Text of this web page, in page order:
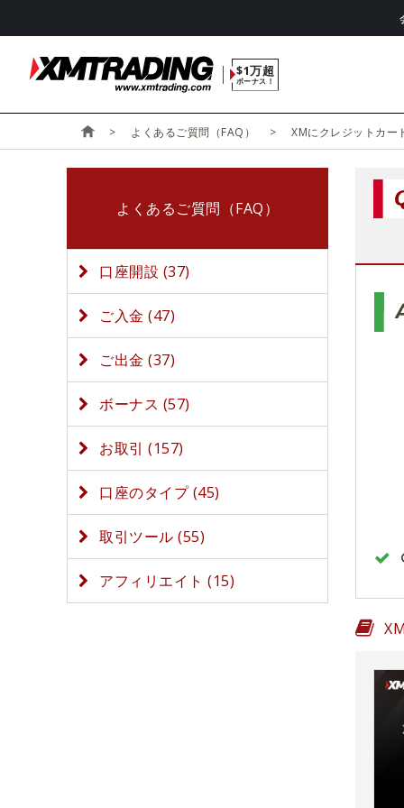
$1万超
ボーナス！
よくあるご質問（FAQ） XMにクレジットカー
よくあるご質問（FAQ）
口座開設 (37)
ご入金 (47)
ご出金 (37)
ボーナス (57)
お取引 (157)
口座のタイプ (45)
取引ツール (55)
アフィリエイト (15)